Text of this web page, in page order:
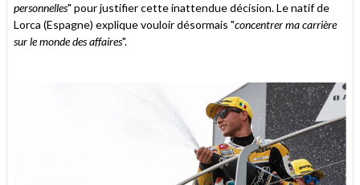
personnelles" pour justifier cette inattendue décision. Le natif de
Lorca (Espagne) explique vouloir désormais "concentrer ma carrière
sur le monde des affaires".